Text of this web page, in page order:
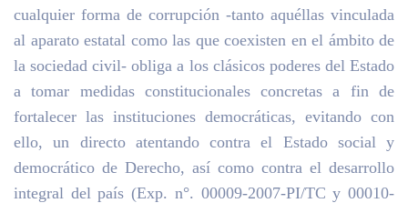
cualquier forma de corrupción -tanto aquéllas vinculada
al aparato estatal como las que coexisten en el ámbito de
la sociedad civil- obliga a los clásicos poderes del Estado
a tomar medidas constitucionales concretas a fin de
fortalecer las instituciones democráticas, evitando con
ello, un directo atentando contra el Estado social y
democrático de Derecho, así como contra el desarrollo
integral del país (Exp. n°. 00009-2007-PI/TC y 00010-